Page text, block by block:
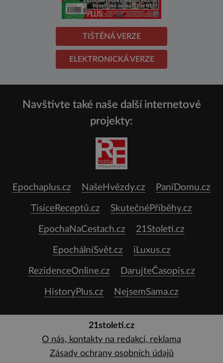
TIŠTĚNÁ VERZE
ELEKTRONICKÁ VERZE
Navštivte také naše další internetové
projekty:
Epochaplus.cz NašeHvězdy.cz PaníDomu.cz
TisíceReceptů.cz SkutečnéPříběhy.cz
EpochaNaCestach.cz 21Stoleti.cz
EpochálníSvět.cz iLuxus.cz
RezidenceOnline.cz DarujteČasopis.cz
HistoryPlus.cz NejsemSama.cz
21stoleti.cz
O nás, kontakty na redakci, reklama
Zásady ochrany osobních údajů